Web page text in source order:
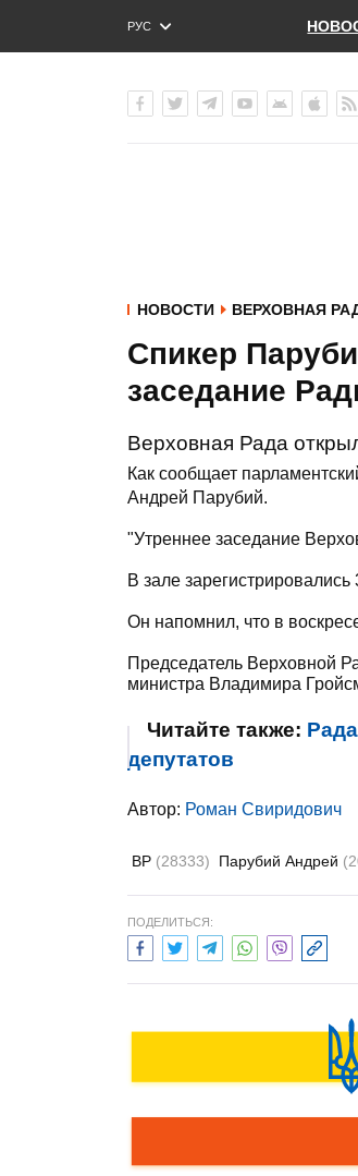
РУС
ENG
НОВОСТИ ВЕРХОВНАЯ
Спикер
заседание
Верховная Рада
Как сообщает
Андрей Парубий.
"Утреннее заседание
В зале
Он напомнил, что в
Председатель Верховной
министра Владимира
Читайте также:
депутатов
Автор: Роман Свиридович
ВР (28333) Парубий Андрей
ПОДЕЛИТЬСЯ: